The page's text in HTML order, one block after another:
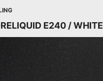
E240 / WHITE